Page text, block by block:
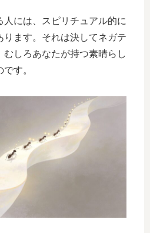
には、スピリチュアル的に
ります。それは決してネガテ
むしろあなたが持つ素晴らし
す。